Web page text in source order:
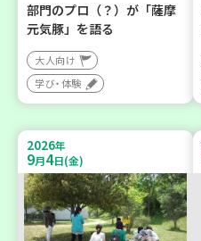
部門のプロ（？）が「薩摩
元気豚」を語る
大人向け
学び・体験
2026年
9月4日(金)